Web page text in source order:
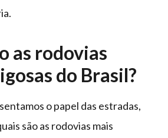
as rodovias
do Brasil?
o papel das estradas,
são as rodovias mais